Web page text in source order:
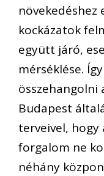
növekedéshez
kockázatok
együtt járó,
mérséklése.
összehangolni
Budapest
terveivel, hogy
forgalom ne
néhány